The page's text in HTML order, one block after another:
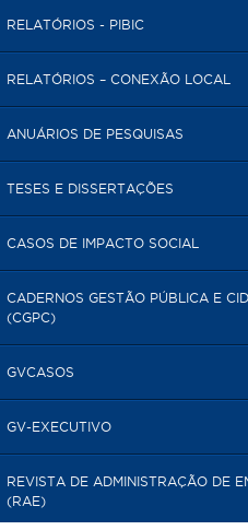
RELATÓRIOS - PIBIC
RELATÓRIOS – CONEXÃO LOCAL
ANUÁRIOS DE PESQUISAS
TESES E DISSERTAÇÕES
CASOS DE IMPACTO SOCIAL
CADERNOS GESTÃO PÚBLICA E
(CGPC)
GVCASOS
GV-EXECUTIVO
REVISTA DE ADMINISTRAÇÃO DE
(RAE)